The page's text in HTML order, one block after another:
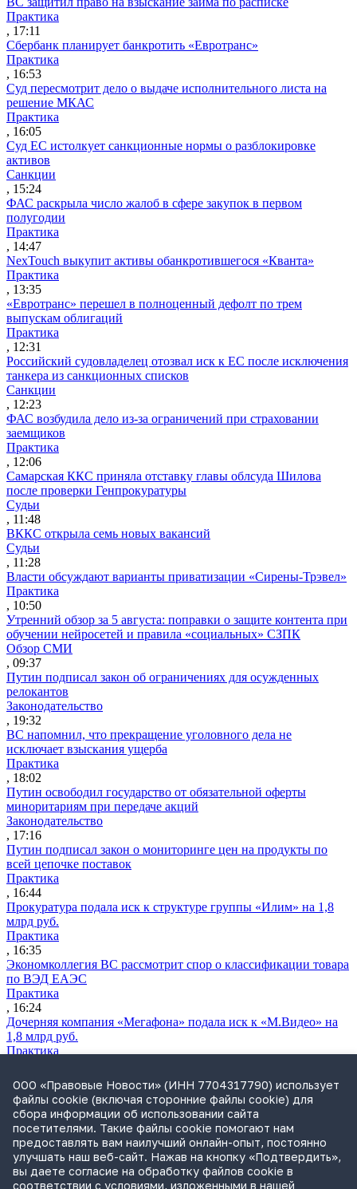
Практика
, 17:11
Сбербанк планирует банкротить «Евротранс»
Практика
, 16:53
Суд пересмотрит дело о выдаче исполнительного листа на
решение МКАС
Практика
, 16:05
Суд ЕС истолкует санкционные нормы о разблокировке
активов
Санкции
, 15:24
ФАС раскрыла число жалоб в сфере закупок в первом
полугодии
Практика
, 14:47
NexTouch выкупит активы обанкротившегося «Кванта»
Практика
, 13:35
«Евротранс» перешел в полноценный дефолт по трем
выпускам облигаций
Практика
, 12:31
Российский судовладелец отозвал иск к ЕС после исключения
танкера из санкционных списков
Санкции
, 12:23
ФАС возбудила дело из-за ограничений при страховании
заемщиков
Практика
, 12:06
Самарская ККС приняла отставку главы облсуда Шилова
после проверки Генпрокуратуры
Судьи
, 11:48
ВККС открыла семь новых вакансий
Судьи
, 11:28
Власти обсуждают варианты приватизации «Сирены-Трэвел»
Практика
, 10:50
Утренний обзор за 5 августа: поправки о защите контента при
обучении нейросетей и правила «социальных» СЗПК
Обзор СМИ
, 09:37
Путин подписал закон об ограничениях для осужденных
релокантов
Законодательство
, 19:32
ВС напомнил, что прекращение уголовного дела не
исключает взыскания ущерба
Практика
, 18:02
Путин освободил государство от обязательной оферты
миноритариям при передаче акций
Законодательство
, 17:16
Путин подписал закон о мониторинге цен на продукты по
всей цепочке поставок
Практика
, 16:44
Прокуратура подала иск к структуре группы «Илим» на 1,8
млрд руб.
Практика
, 16:35
Экономколлегия ВС рассмотрит спор о классификации товара
по ВЭД ЕАЭС
Практика
, 16:24
Дочерняя компания «Мегафона» подала иск к «М.Видео» на
1,8 млрд руб.
Практика
СИП проверит отмену патента на систему управления
устройствами после возражений «Яндекса»
Практика
, 15:17
Суды 10 стран рассматривают иски российской «дочки»
Google о возврате дивидендов
Международная практика
, 14:09
ООО «Правовые Новости» (ИНН 7704317790) использует
файлы cookie (включая сторонние файлы cookie) для
сбора информации об использовании сайта
посетителями. Такие файлы cookie помогают нам
предоставлять вам наилучший онлайн-опыт, постоянно
улучшать наш веб-сайт. Нажав на кнопку «Подтвердить»,
вы даете согласие на обработку файлов cookie в
соответствии с условиями, изложенными в нашей